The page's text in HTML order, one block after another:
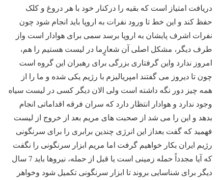
دریافت امتیاز است که بقیه را درکنار خود با هر دروغ و کلک
حفظ کند و این خط تا ورود نفرات به اروپا باید انجام شود چون
نفرات اشرف پایشان به اروپا برسد سمی برای هوادار است واز
طرف دیگر، مشکل اصلی آن شعارٍما در لیست هستیم را هم،
امروز ندارد واین گرفتاری بزرگی برای رهبران این گروه است
چون تا دیروز می گفتند امپریالیزم با رژیم یکی شده و ما را از
همه چیز دور نگه داشته است ولی الان دیگر کسی در لیست سیاه
وجود ندارد و هوادار انتظار دارد که سران فرقه اقداماتی انجام
بدهد و این را می شد از صحبت های مریم بعد از خروج از لیست
فهمید که گفت بعداز این انرژی چندین برابری را برای سرنگونی
رژیم ایران بکار خواهیم گرفت اما مریم ابزار سرنگونی را نگفت
که آیا مجدداً حمله زمینی است یا قبل از حمله، نیروها باید 7 سال
دیگر برای شناسایی بروند تا ابزار سرنگونی تکمیل شود وخواهر